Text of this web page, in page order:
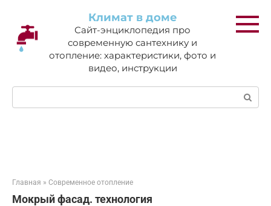
контенту
Климат в доме
Сайт-энциклопедия про
современную сантехнику и
отопление: характеристики, фото и
видео, инструкции
Поиск:
Главная » Современное отопление
Мокрый фасад. технология